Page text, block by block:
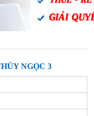
NGỌC 3